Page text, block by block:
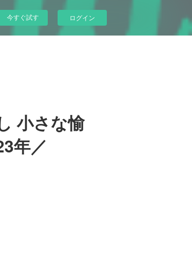
今すぐ試す ログイン
小さな愉
年／